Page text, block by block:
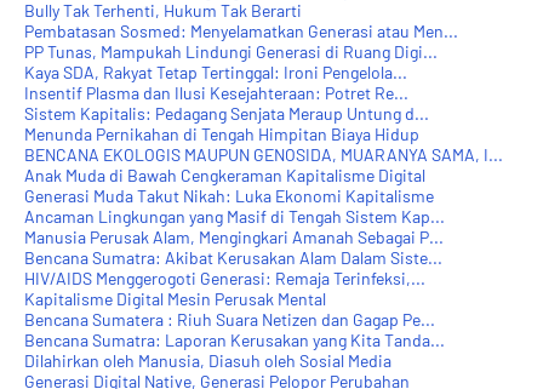
Bully Tak Terhenti, Hukum Tak Berarti
Pembatasan Sosmed: Menyelamatkan Generasi atau Men...
PP Tunas, Mampukah Lindungi Generasi di Ruang Digi...
Kaya SDA, Rakyat Tetap Tertinggal: Ironi Pengelola...
Insentif Plasma dan Ilusi Kesejahteraan: Potret Re...
Sistem Kapitalis: Pedagang Senjata Meraup Untung d...
Menunda Pernikahan di Tengah Himpitan Biaya Hidup
BENCANA EKOLOGIS MAUPUN GENOSIDA, MUARANYA SAMA, I...
Anak Muda di Bawah Cengkeraman Kapitalisme Digital
Generasi Muda Takut Nikah: Luka Ekonomi Kapitalisme
Ancaman Lingkungan yang Masif di Tengah Sistem Kap...
Manusia Perusak Alam, Mengingkari Amanah Sebagai P...
Bencana Sumatra: Akibat Kerusakan Alam Dalam Siste...
HIV/AIDS Menggerogoti Generasi: Remaja Terinfeksi,...
Kapitalisme Digital Mesin Perusak Mental
Bencana Sumatera : Riuh Suara Netizen dan Gagap Pe...
Bencana Sumatra: Laporan Kerusakan yang Kita Tanda...
Dilahirkan oleh Manusia, Diasuh oleh Sosial Media
Generasi Digital Native, Generasi Pelopor Perubahan